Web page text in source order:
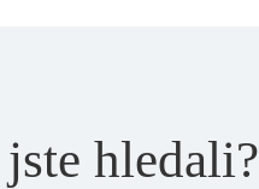
hledali?